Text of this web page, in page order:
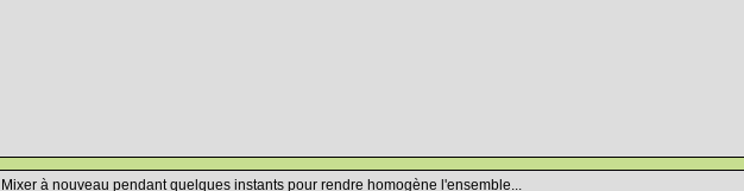
Mixer à nouveau pendant quelques instants pour rendre homogène l'ensemble...